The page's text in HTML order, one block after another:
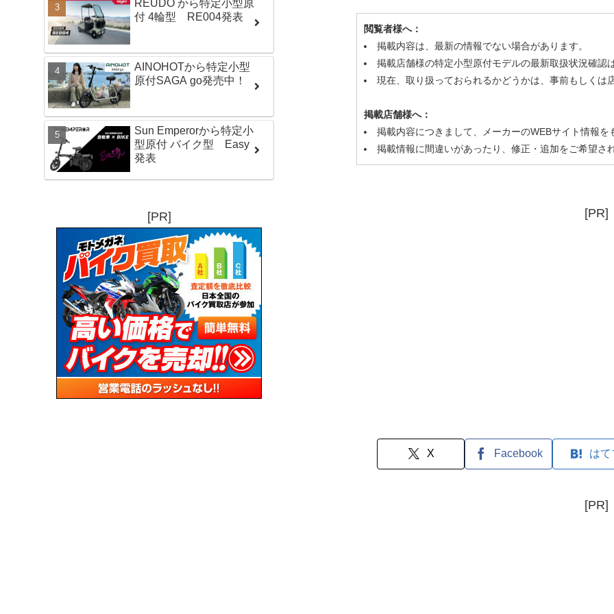
閲覧者様へ：
掲載内容は、最新の情報でない場合があります。
掲載店舗様の特定小型原付モデルの最新取扱状況確認
現在、取り扱っておられるかどうかは、事前もしくは
掲載店舗様へ：
掲載内容につきまして、メーカーのWEBサイト情報を
掲載情報に間違いがあったり、修正・追加をご希望さ
[PR]
X Facebook はて
[PR]
REUDO から特定小型原
付 4輪型 RE004発表
AINOHOTから特定小型
原付SAGA go発売中！
Sun Emperorから特定小
型原付 バイク型 Easy
発表
[PR]